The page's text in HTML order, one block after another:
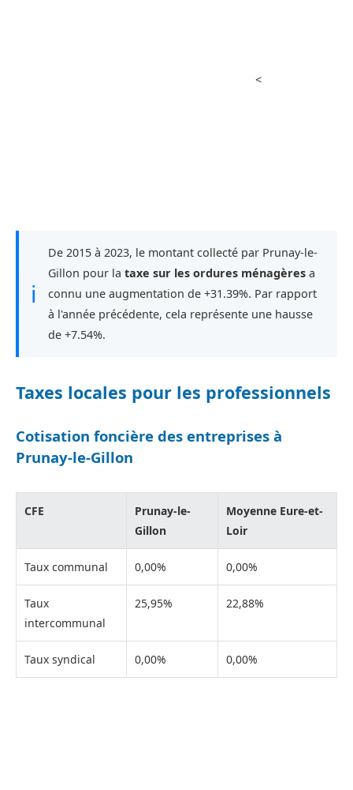
<
ℹ
De 2015 à 2023, le montant collecté par Prunay-le-
Gillon pour la taxe sur les ordures ménagères a
connu une augmentation de +31.39%. Par rapport
à l'année précédente, cela représente une hausse
de +7.54%.
Taxes locales pour les professionnels
Cotisation foncière des entreprises à
Prunay-le-Gillon
CFE
Prunay-le-
Gillon
Moyenne Eure-et-
Loir
Taux communal 0,00% 0,00%
Taux
intercommunal
25,95% 22,88%
Taux syndical 0,00% 0,00%